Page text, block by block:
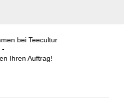
bei Teecultur
-
Ihren Auftrag!